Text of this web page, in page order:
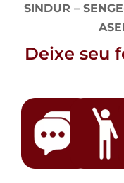
SINDUR –
Deixe seu